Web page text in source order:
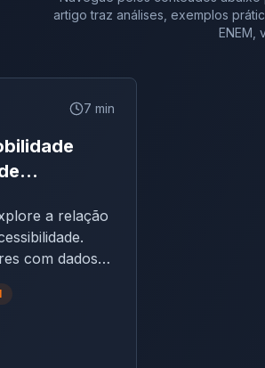
artigo traz análises, exemplos
ENEM,
7 min
a relação
com dados
e